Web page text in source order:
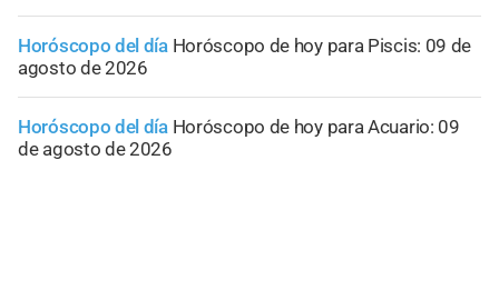
Horóscopo del día Horóscopo de hoy para Piscis: 09 de
agosto de 2026
Horóscopo del día Horóscopo de hoy para Acuario: 09
de agosto de 2026